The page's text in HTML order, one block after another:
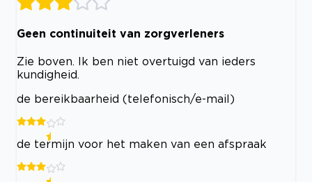
Geen continuiteit van zorgverleners
Zie boven. Ik ben niet overtuigd van ieders
kundigheid.
de bereikbaarheid (telefonisch/e-mail)
de termijn voor het maken van een afspraak